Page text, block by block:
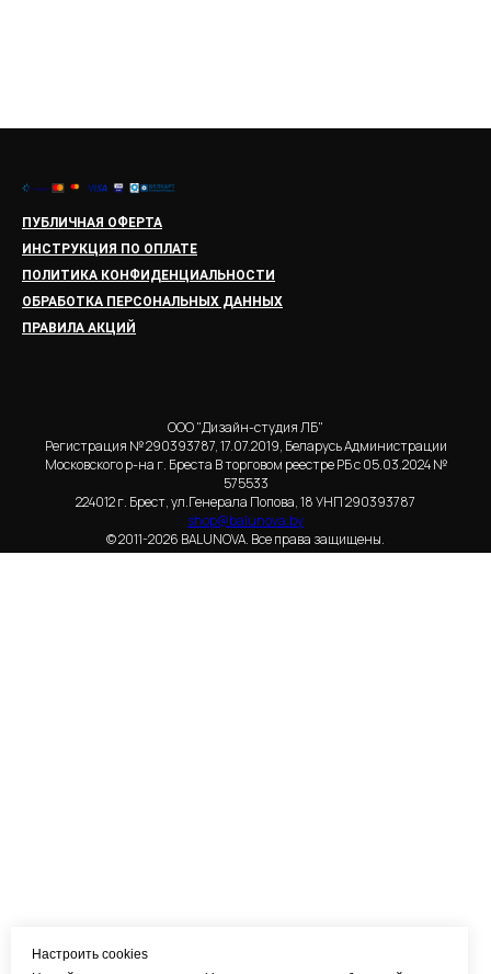
Настроить cookies
ПУБЛИЧНАЯ ОФЕРТА
ИНСТРУКЦИЯ ПО ОПЛАТЕ
ПОЛИТИКА КОНФИДЕНЦИАЛЬНОСТИ
ОБРАБОТКА ПЕРСОНАЛЬНЫХ ДАННЫХ
ПРАВИЛА АКЦИЙ
ООО "Дизайн-студия ЛБ"
Регистрация № 290393787, 17.07.2019, Беларусь Администрации
Московского р-на г. Бреста В торговом реестре РБ с 05.03.2024 №
575533
224012 г. Брест, ул.Генерала Попова, 18 УНП 290393787
shop@balunova.by
© 2011-2026 BALUNOVA. Все права защищены.